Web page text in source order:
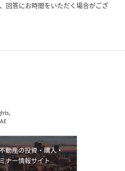
回答にお時間をいただく場合がござ